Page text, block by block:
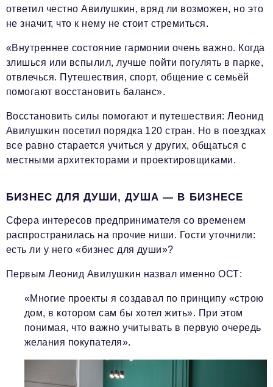
ответил честно Авилушкин, вряд ли возможен, но это
не значит, что к нему не стоит стремиться.
«Внутреннее состояние гармонии очень важно. Когда
злишься или вспылил, лучше пойти погулять в парке,
отвлечься. Путешествия, спорт, общение с семьёй
помогают восстановить баланс».
Восстановить силы помогают и путешествия: Леонид
Авилушкин посетил порядка 120 стран. Но в поездках
все равно старается учиться у других, общаться с
местными архитекторами и проектировщиками.
БИЗНЕС ДЛЯ ДУШИ, ДУША — В БИЗНЕСЕ
Сфера интересов предпринимателя со временем
распространилась на прочие ниши. Гости уточнили:
есть ли у него «бизнес для души»?
Первым Леонид Авилушкин назвал именно ОСТ:
«Многие проекты я создавал по принципу «строю
дом, в котором сам бы хотел жить». При этом
понимая, что важно учитывать в первую очередь
желания покупателя».